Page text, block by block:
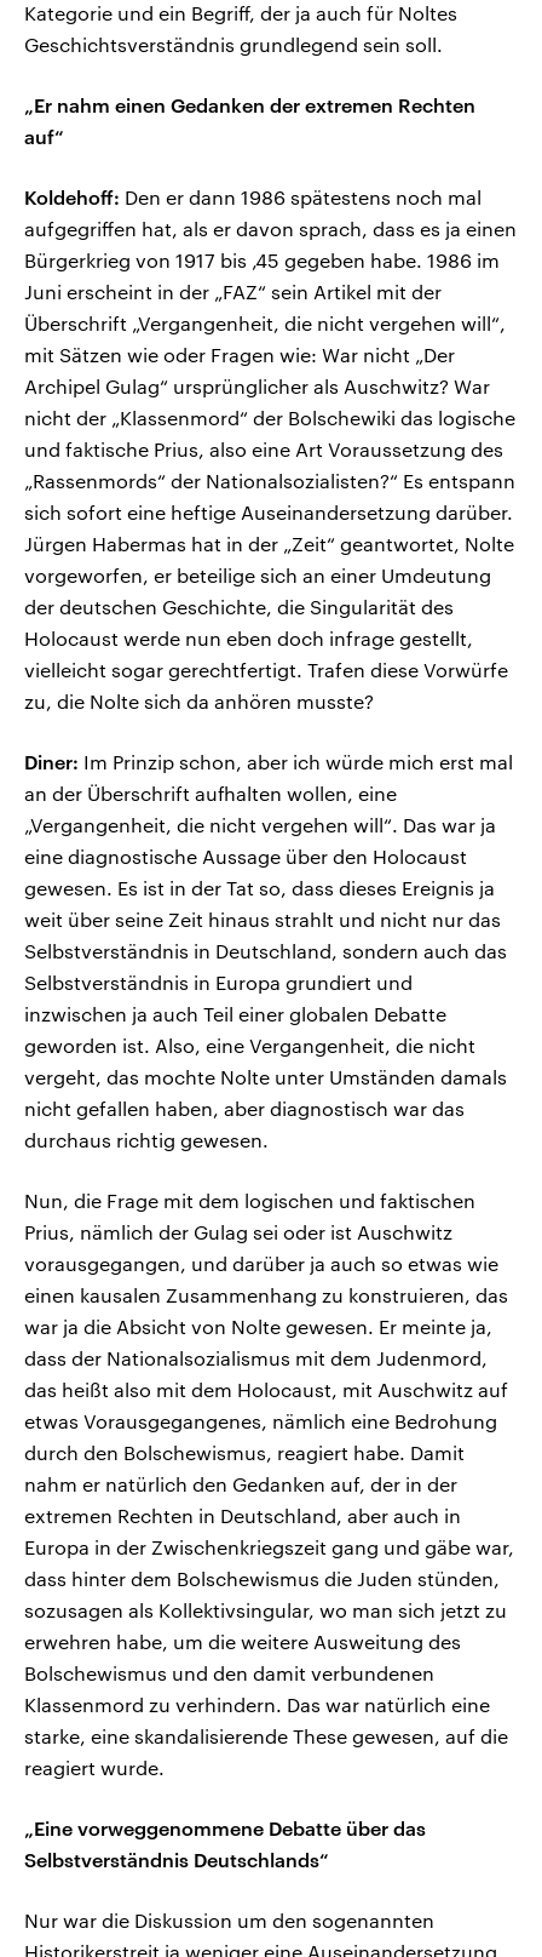
Kategorie und ein Begriff, der ja auch für Noltes
Geschichtsverständnis grundlegend sein soll.
„Er nahm einen Gedanken der extremen Rechten
auf“
Koldehoff: Den er dann 1986 spätestens noch mal
aufgegriffen hat, als er davon sprach, dass es ja einen
Bürgerkrieg von 1917 bis ‚45 gegeben habe. 1986 im
Juni erscheint in der „FAZ“ sein Artikel mit der
Überschrift „Vergangenheit, die nicht vergehen will“,
mit Sätzen wie oder Fragen wie: War nicht „Der
Archipel Gulag“ ursprünglicher als Auschwitz? War
nicht der „Klassenmord“ der Bolschewiki das logische
und faktische Prius, also eine Art Voraussetzung des
„Rassenmords“ der Nationalsozialisten?“ Es entspann
sich sofort eine heftige Auseinandersetzung darüber.
Jürgen Habermas hat in der „Zeit“ geantwortet, Nolte
vorgeworfen, er beteilige sich an einer Umdeutung
der deutschen Geschichte, die Singularität des
Holocaust werde nun eben doch infrage gestellt,
vielleicht sogar gerechtfertigt. Trafen diese Vorwürfe
zu, die Nolte sich da anhören musste?
Diner: Im Prinzip schon, aber ich würde mich erst mal
an der Überschrift aufhalten wollen, eine
„Vergangenheit, die nicht vergehen will“. Das war ja
eine diagnostische Aussage über den Holocaust
gewesen. Es ist in der Tat so, dass dieses Ereignis ja
weit über seine Zeit hinaus strahlt und nicht nur das
Selbstverständnis in Deutschland, sondern auch das
Selbstverständnis in Europa grundiert und
inzwischen ja auch Teil einer globalen Debatte
geworden ist. Also, eine Vergangenheit, die nicht
vergeht, das mochte Nolte unter Umständen damals
nicht gefallen haben, aber diagnostisch war das
durchaus richtig gewesen.
Nun, die Frage mit dem logischen und faktischen
Prius, nämlich der Gulag sei oder ist Auschwitz
vorausgegangen, und darüber ja auch so etwas wie
einen kausalen Zusammenhang zu konstruieren, das
war ja die Absicht von Nolte gewesen. Er meinte ja,
dass der Nationalsozialismus mit dem Judenmord,
das heißt also mit dem Holocaust, mit Auschwitz auf
etwas Vorausgegangenes, nämlich eine Bedrohung
durch den Bolschewismus, reagiert habe. Damit
nahm er natürlich den Gedanken auf, der in der
extremen Rechten in Deutschland, aber auch in
Europa in der Zwischenkriegszeit gang und gäbe war,
dass hinter dem Bolschewismus die Juden stünden,
sozusagen als Kollektivsingular, wo man sich jetzt zu
erwehren habe, um die weitere Ausweitung des
Bolschewismus und den damit verbundenen
Klassenmord zu verhindern. Das war natürlich eine
starke, eine skandalisierende These gewesen, auf die
reagiert wurde.
„Eine vorweggenommene Debatte über das
Selbstverständnis Deutschlands“
Nur war die Diskussion um den sogenannten
Historikerstreit ja weniger eine Auseinandersetzung,